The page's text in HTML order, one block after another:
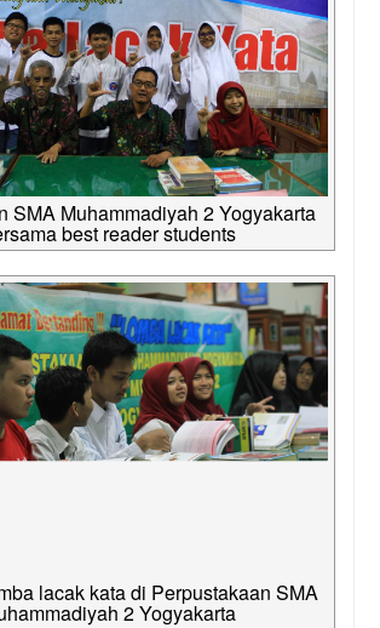
SMA Muhammadiyah 2 Yogyakarta
best reader students
lacak kata di Perpustakaan SMA
2 Yogyakarta